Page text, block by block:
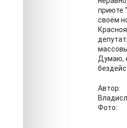
приюте
своём
Думаю,
Автор:
Фото: